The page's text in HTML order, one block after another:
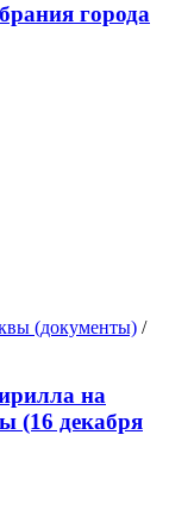
города
(документы) /
на
(16 декабря